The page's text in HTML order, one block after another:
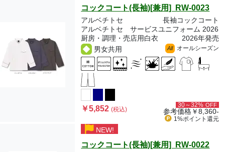
コックコート(長袖)[兼用] RW-0023
アルベチトセ
長袖コックコート
アルベチトセ サービスユニフォーム 2026
厨房・調理・売店用白衣
2026年発売
男女共用
All オールシーズン
￥5,852(税込)
30～32% OFF
参考価格￥8,360-
1%ポイント 還元
NEW!
コックコート(長袖)[兼用] RW-0022